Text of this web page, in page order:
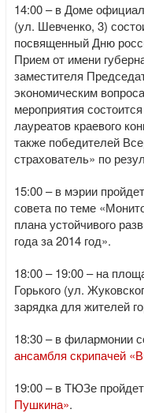
14:00 – в Доме
(ул. Шевченко, 3)
посвященный Дню
Прием от имени
заместителя
экономическим
мероприятия
лауреатов краевого
также победителей
страхователь» по
15:00 – в мэрии
совета по теме
плана устойчивого
года за 2014 год».
18:00 – 19:00 – на
Горького (ул.
зарядка для жителей
18:30 – в филармонии
ансамбля скрипачей
19:00 – в ТЮЗе пройдет
Пушкина».